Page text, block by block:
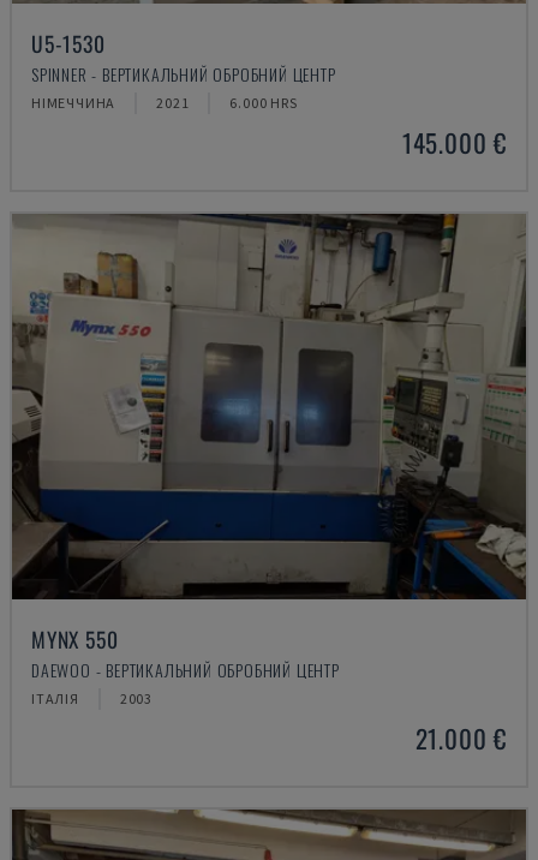
U5-1530
SPINNER - ВЕРТИКАЛЬНИЙ ОБРОБНИЙ ЦЕНТР
НІМЕЧЧИНА 2021 6.000 HRS
145.000 €
MYNX 550
DAEWOO - ВЕРТИКАЛЬНИЙ ОБРОБНИЙ ЦЕНТР
ІТАЛІЯ 2003
21.000 €